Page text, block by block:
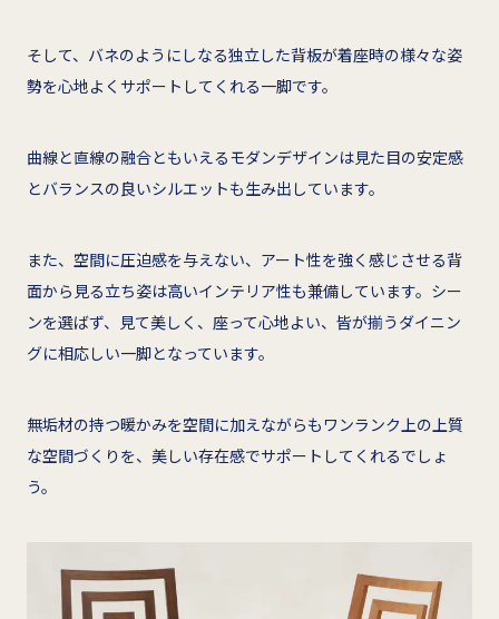
そして、バネのようにしなる独立した背板が着座時の様々な姿
勢を心地よくサポートしてくれる一脚です。
曲線と直線の融合ともいえるモダンデザインは見た目の安定感
とバランスの良いシルエットも生み出しています。
また、空間に圧迫感を与えない、アート性を強く感じさせる背
面から見る立ち姿は高いインテリア性も兼備しています。シー
ンを選ばず、見て美しく、座って心地よい、皆が揃うダイニン
グに相応しい一脚となっています。
無垢材の持つ暖かみを空間に加えながらもワンランク上の上質
な空間づくりを、美しい存在感でサポートしてくれるでしょ
う。